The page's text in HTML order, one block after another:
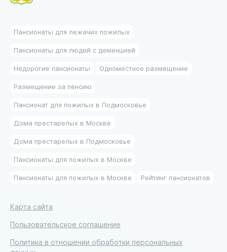
Пансионаты для лежачих пожилых
Пансионаты для людей с деменцией
Недорогие пансионаты Одноместное размещение
Размещение за пенсию
Пансионат для пожилых в Подмосковье
Дома престарелых в Москве
Дома престарелых в Подмосковье
Пансионаты для пожилых в Москве
Пансионаты для пожилых в Москве Рейтинг пансионатов
Карта сайта
Пользовательское соглашение
Политика в отношении обработки персональных